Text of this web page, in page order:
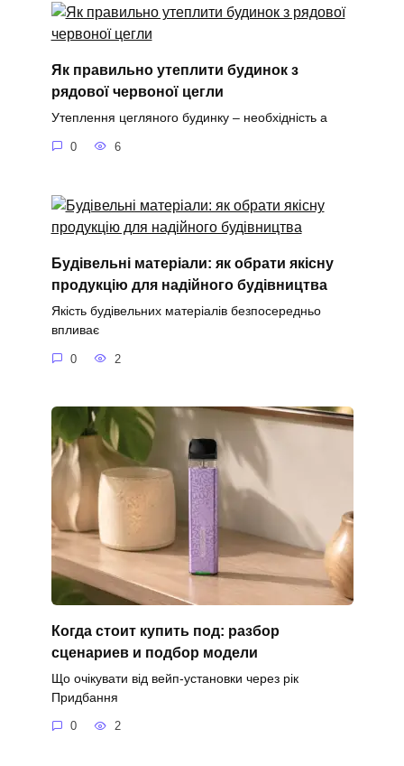
Як правильно утеплити будинок з
рядової червоної цегли
Утеплення цегляного будинку – необхідність а
0 6
Будівельні матеріали: як обрати якісну
продукцію для надійного будівництва
Якість будівельних матеріалів безпосередньо
впливає
0 2
Когда стоит купить под: разбор
сценариев и подбор модели
Що очікувати від вейп-установки через рік
Придбання
0 2